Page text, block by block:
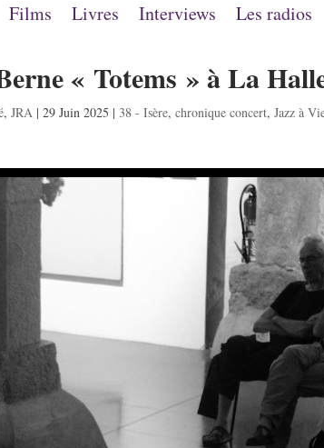
Films Livres Interviews Les radios
« Totems » à La
, JRA | 29 Juin 2025 | 38 - Isère, chronique concert, Jazz à